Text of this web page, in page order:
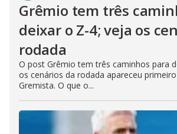
Grêmio tem três
deixar o Z-4; veja os
rodada
O post Grêmio tem três caminhos para
os cenários da rodada apareceu
Gremista. O que o...